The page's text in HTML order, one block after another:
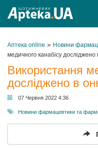
Аптека online » Новини
медичного канабісу досліджено
Використання
досліджено в
07 Червня 2022 4:36
Новини фармацевтики та